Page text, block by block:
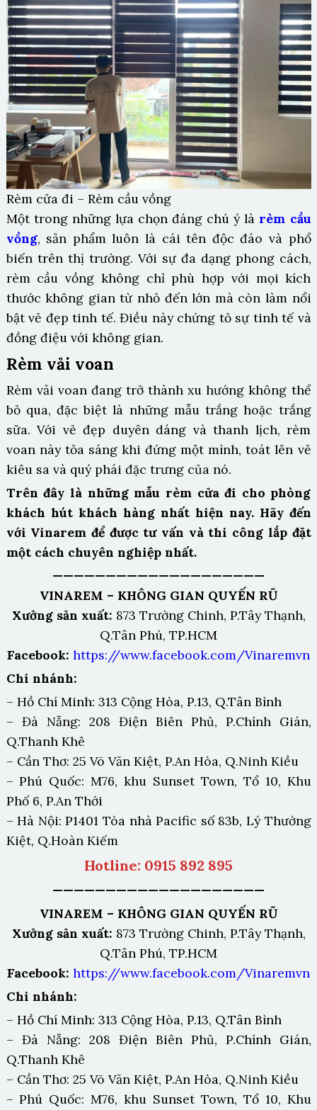
Rèm cửa đi – Rèm cầu vồng
Một trong những lựa chọn đáng chú ý là rèm cầu
vồng, sản phẩm luôn là cái tên độc đáo và phổ
biến trên thị trường. Với sự đa dạng phong cách,
rèm cầu vồng không chỉ phù hợp với mọi kích
thước không gian từ nhỏ đến lớn mà còn làm nổi
bật vẻ đẹp tinh tế. Điều này chứng tỏ sự tinh tế và
đồng điệu với không gian.
Rèm vải voan
Rèm vải voan đang trở thành xu hướng không thể
bỏ qua, đặc biệt là những mẫu trắng hoặc trắng
sữa. Với vẻ đẹp duyên dáng và thanh lịch, rèm
voan này tỏa sáng khi đứng một mình, toát lên vẻ
kiêu sa và quý phái đặc trưng của nó.
Trên đây là những mẫu rèm cửa đi cho phòng
khách hút khách hàng nhất hiện nay. Hãy đến
với Vinarem để được tư vấn và thi công lắp đặt
một cách chuyên nghiệp nhất.
————————————————————
VINAREM – KHÔNG GIAN QUYẾN RŨ
Xưởng sản xuất: 873 Trường Chinh, P.Tây Thạnh,
Q.Tân Phú, TP.HCM
Facebook: https://www.facebook.com/Vinaremvn
Chi nhánh:
– Hồ Chí Minh: 313 Cộng Hòa, P.13, Q.Tân Bình
– Đà Nẵng: 208 Điện Biên Phủ, P.Chính Gián,
Q.Thanh Khê
– Cần Thơ: 25 Võ Văn Kiệt, P.An Hòa, Q.Ninh Kiều
– Phú Quốc: M76, khu Sunset Town, Tổ 10, Khu
Phố 6, P.An Thới
– Hà Nội: P1401 Tòa nhà Pacific số 83b, Lý Thường
Kiệt, Q.Hoàn Kiếm
Hotline: 0915 892 895
————————————————————
VINAREM – KHÔNG GIAN QUYẾN RŨ
Xưởng sản xuất: 873 Trường Chinh, P.Tây Thạnh,
Q.Tân Phú, TP.HCM
Facebook: https://www.facebook.com/Vinaremvn
Chi nhánh:
– Hồ Chí Minh: 313 Cộng Hòa, P.13, Q.Tân Bình
– Đà Nẵng: 208 Điện Biên Phủ, P.Chính Gián,
Q.Thanh Khê
– Cần Thơ: 25 Võ Văn Kiệt, P.An Hòa, Q.Ninh Kiều
– Phú Quốc: M76, khu Sunset Town, Tổ 10, Khu